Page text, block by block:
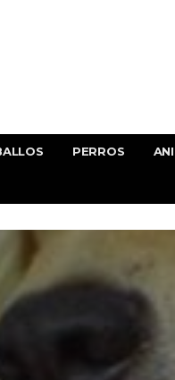
PERROS